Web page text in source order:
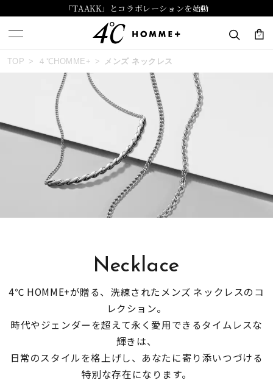
「TAAKK」とコラボレーションを始動
キーワードで検索する
人気検索キーワード
#ハーフエタニティリング
#ダイヤモンド ネックレス #eギフト
ブランド ４℃ HOMME+
素材
TOP ４℃HOMME+ メンズ ネックレス
Necklace
4℃ HOMME+が贈る、洗練されたメンズ ネックレスのコ
レクション。
時代やジェンダーを超えて永く愛用できるタイムレスな
輝きは、
日常のスタイルを格上げし、あなたに寄り添いつづける
特別な存在になります。
おすすめ順
価格が安い
価格が高い
新着順
並び替え